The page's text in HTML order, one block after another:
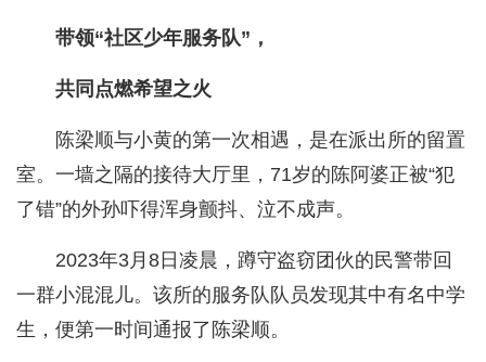
带领“社区少年服务队”，
共同点燃希望之火
陈梁顺与小黄的第一次相遇，是在派出所的留置
室。一墙之隔的接待大厅里，71岁的陈阿婆正被“犯
了错”的外孙吓得浑身颤抖、泣不成声。
2023年3月8日凌晨，蹲守盗窃团伙的民警带回
一群小混混儿。该所的服务队队员发现其中有名中学
生，便第一时间通报了陈梁顺。